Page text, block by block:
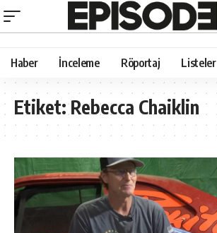
Haber İnceleme Röportaj Listeler
Etiket:Rebecca Chaiklin